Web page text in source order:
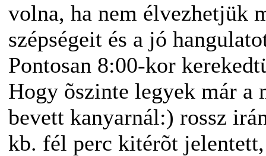
volna, ha nem élvezhetjük
szépségeit és a jó
Pontosan 8:00-kor
Hogy õszinte legyek már
bevett kanyarnál:) rossz
kb. fél perc kitérõt